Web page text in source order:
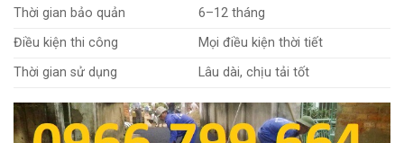
Thời gian bảo quản
6–12 tháng
Điều kiện thi công
Mọi điều kiện thời tiết
Thời gian sử dụng
Lâu dài, chịu tải tốt